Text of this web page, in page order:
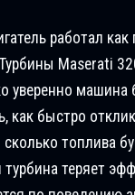
работал
Maserati
уверенно машина
как быстро
топлива
турбина теряет